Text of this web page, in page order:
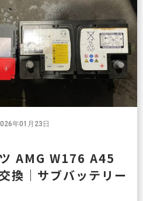
年01月23日
AMG W176 A45
換｜サブバッテリー